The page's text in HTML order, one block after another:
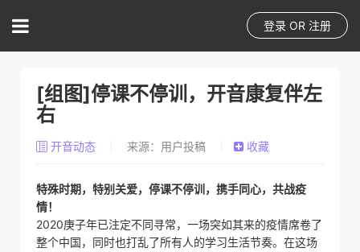
登录 OR 注册
[组图]停课不停训，开音康复伴左
右
开音动态 来源：用户投稿 收藏
特殊时期，特别关爱，停课不停训，携手同心，共战疫
情！
2020庚子年已注定不同寻常，一场突如其来的疫情席卷了
整个中国，同时也打乱了所有人的学习生活节奏。在这场